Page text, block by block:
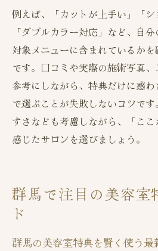
例えば、「カットが上手い」「シ
「ダブルカラー対応」など、自
対象メニューに含まれているか
です。口コミや実際の施術写真
参考にしながら、特典だけに惑
で選ぶことが失敗しないコツで
すさなども考慮しながら、「こ
感じたサロンを選びましょう。
群馬で注目の美容室
ド
群馬の美容室特典を賢く使う最